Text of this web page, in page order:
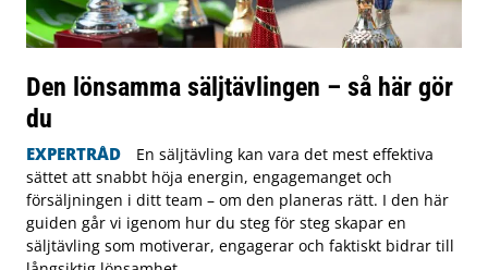
Den lönsamma säljtävlingen – så här gör
du
EXPERTRÅD
En säljtävling kan vara det mest effektiva
sättet att snabbt höja energin, engagemanget och
försäljningen i ditt team – om den planeras rätt. I den här
guiden går vi igenom hur du steg för steg skapar en
säljtävling som motiverar, engagerar och faktiskt bidrar till